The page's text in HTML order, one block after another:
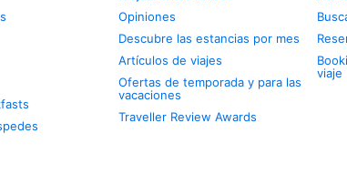
Opiniones
Descubre las estancias por mes
Artículos de viajes
Ofertas de temporada y para las
vacaciones
Traveller Review Awards
viaje